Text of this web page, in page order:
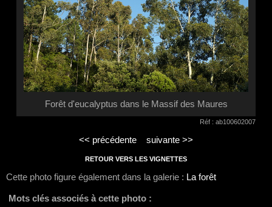
Forêt d'eucalyptus dans le Massif des Maures
Réf : ab100602007
<< précédente suivante >>
RETOUR VERS LES VIGNETTES
Cette photo figure également dans la galerie : La forêt
Mots clés associés à cette photo :